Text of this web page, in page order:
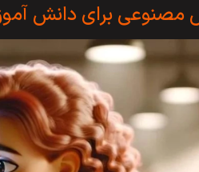
مصنوعی برای دانش